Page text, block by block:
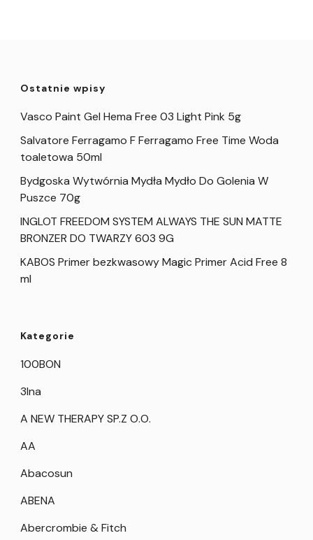
Ostatnie wpisy
Vasco Paint Gel Hema Free 03 Light Pink 5g
Salvatore Ferragamo F Ferragamo Free Time Woda
toaletowa 50ml
Bydgoska Wytwórnia Mydła Mydło Do Golenia W
Puszce 70g
INGLOT FREEDOM SYSTEM ALWAYS THE SUN MATTE
BRONZER DO TWARZY 603 9G
KABOS Primer bezkwasowy Magic Primer Acid Free 8
ml
Kategorie
100BON
3Ina
A NEW THERAPY SP.Z O.O.
AA
Abacosun
ABENA
Abercrombie & Fitch